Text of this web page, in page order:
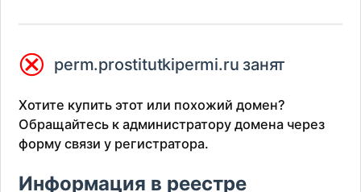
⮿ perm.prostitutkipermi.ru занят
Хотите купить этот или похожий домен?
Обращайтесь к администратору домена через
форму связи у регистратора.
Информация в реестре